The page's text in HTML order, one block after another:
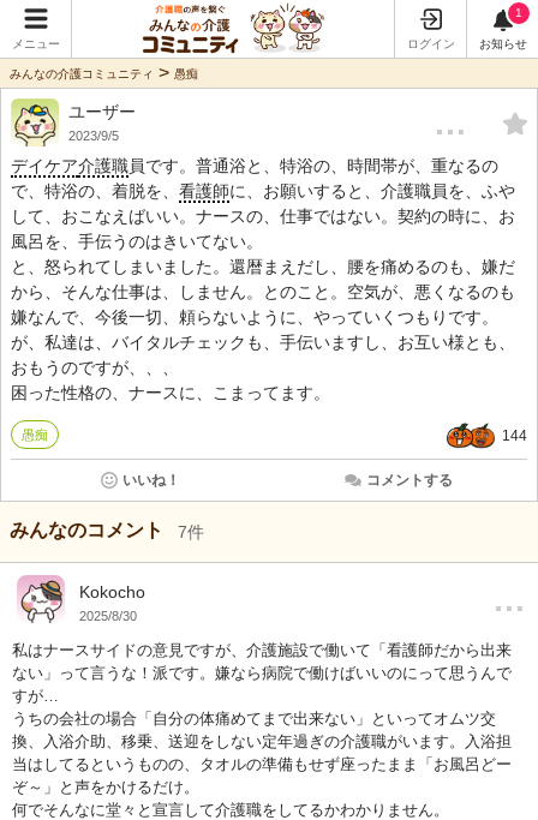
メニュー ログイン
1
お知らせ
みんなの介護コミュニティ > 愚痴
ユーザー
2023/9/5 …
デイケア介護職員です。普通浴と、特浴の、時間帯が、重なるの
で、特浴の、着脱を、 看護師に、お願いすると、介護職員を、ふや
して、おこなえばいい。ナースの、仕事ではない。契約の時に、お
風呂を、手伝うのはきいてない。
と、怒られてしまいました。還暦まえだし、腰を痛めるのも、嫌だ
から、そんな仕事は、しません。とのこと。空気が、悪くなるのも
嫌なんで、今後一切、頼らないように、やっていくつもりです。
が、私達は、バイタルチェックも、手伝いますし、お互い様とも、
おもうのですが、、、
困った性格の、ナースに、こまってます。
愚痴 144
いいね！ コメントする
みんなのコメント 7件
Kokocho
2025/8/30 …
私はナースサイドの意見ですが、介護施設で働いて「看護師だから出来
ない」って言うな！派です。嫌なら病院で働けばいいのにって思うんで
すが…
うちの会社の場合「自分の体痛めてまで出来ない」といってオムツ交
換、入浴介助、移乗、送迎をしない定年過ぎの介護職がいます。入浴担
当はしてるというものの、タオルの準備もせず座ったまま「お風呂どー
ぞ～」と声をかけるだけ。
何でそんなに堂々と宣言して介護職をしてるかわかりません。